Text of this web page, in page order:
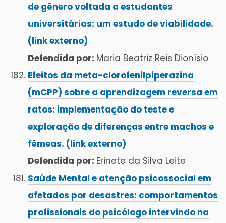
de gênero voltada a estudantes
universitárias: um estudo de viabilidade.
(link externo)
Defendida por: Maria Beatriz Reis Dionísio
Efeitos da meta-clorofenilpiperazina
(mCPP) sobre a aprendizagem reversa em
ratos: implementação do teste e
exploração de diferenças entre machos e
fêmeas. (link externo)
Defendida por: Erinete da Silva Leite
Saúde Mental e atenção psicossocial em
afetados por desastres: comportamentos
profissionais do psicólogo intervindo na